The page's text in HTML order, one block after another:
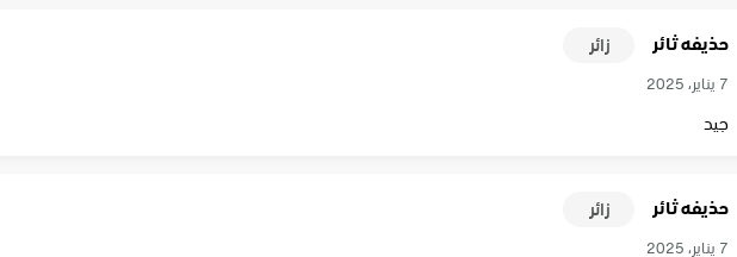
حذيفه ثائر زائر
7 يناير، 2025
جيد
حذيفه ثائر زائر
7 يناير، 2025